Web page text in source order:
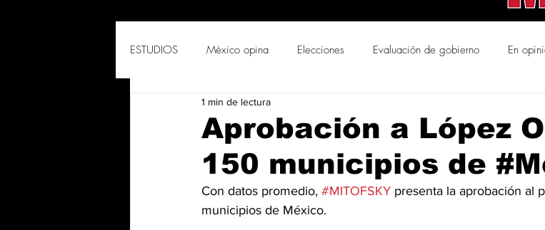
ESTUDIOS México opina Elecciones Evaluación de gobierno En
PORTADA Soluciones
Aprobación a López
150 municipios de
1 min de lectura
Con datos promedio, #MITOFSKY presenta la aprobación al
municipios de México.